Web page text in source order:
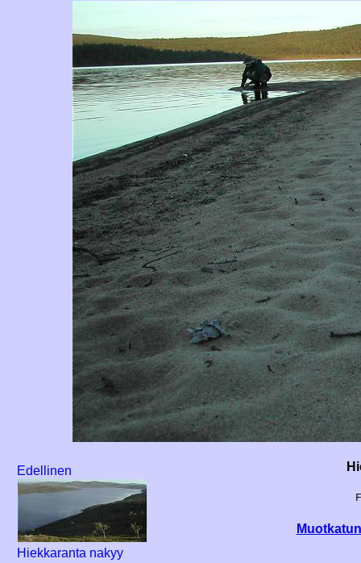
Edellinen
Hiekkaranta nakyy